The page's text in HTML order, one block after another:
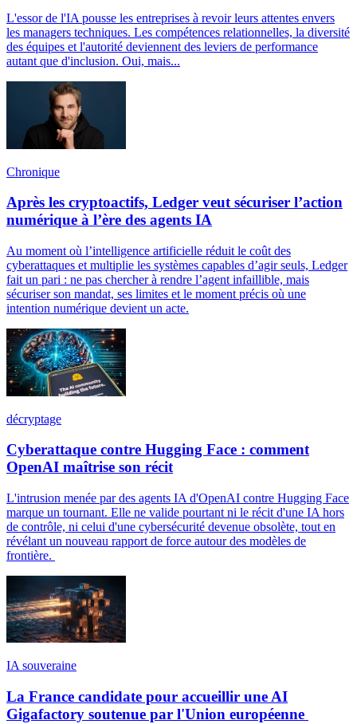
L'essor de l'IA pousse les entreprises à revoir leurs attentes envers
les managers techniques. Les compétences relationnelles, la diversité
des équipes et l'autorité deviennent des leviers de performance
autant que d'inclusion. Oui, mais...
Chronique
Après les cryptoactifs, Ledger veut sécuriser l’action
numérique à l’ère des agents IA
Au moment où l’intelligence artificielle réduit le coût des
cyberattaques et multiplie les systèmes capables d’agir seuls, Ledger
fait un pari : ne pas chercher à rendre l’agent infaillible, mais
sécuriser son mandat, ses limites et le moment précis où une
intention numérique devient un acte.
décryptage
Cyberattaque contre Hugging Face : comment
OpenAI maîtrise son récit
L'intrusion menée par des agents IA d'OpenAI contre Hugging Face
marque un tournant. Elle ne valide pourtant ni le récit d'une IA hors
de contrôle, ni celui d'une cybersécurité devenue obsolète, tout en
révélant un nouveau rapport de force autour des modèles de
frontière.
IA souveraine
La France candidate pour accueillir une AI
Gigafactory soutenue par l'Union européenne